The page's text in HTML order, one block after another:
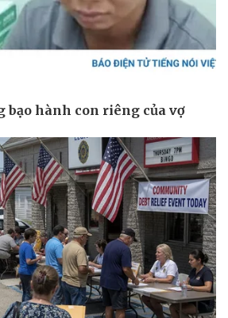
Thị trường
Giá vàng
Tiêu dùng
Tỷ giá
Chứng khoán
Giá cà phê